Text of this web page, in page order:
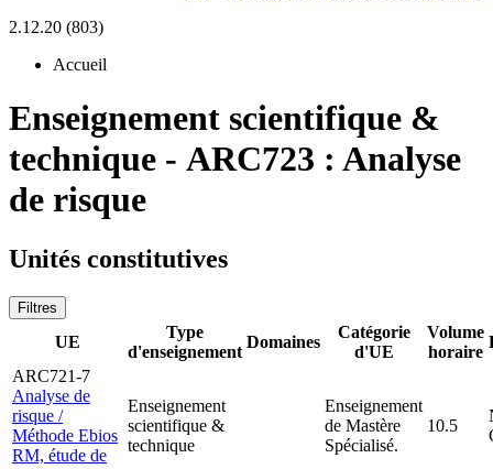
2.12.20 (803)
Accueil
Enseignement scientifique &
technique - ARC723 : Analyse
de risque
Unités constitutives
Filtres
UE
Type
d'enseignement
Domaines
Catégorie
d'UE
Volume
horaire
ARC721-7
Analyse de
risque /
Méthode Ebios
RM, étude de
Enseignement
scientifique &
technique
Enseignement
de Mastère
Spécialisé.
10.5